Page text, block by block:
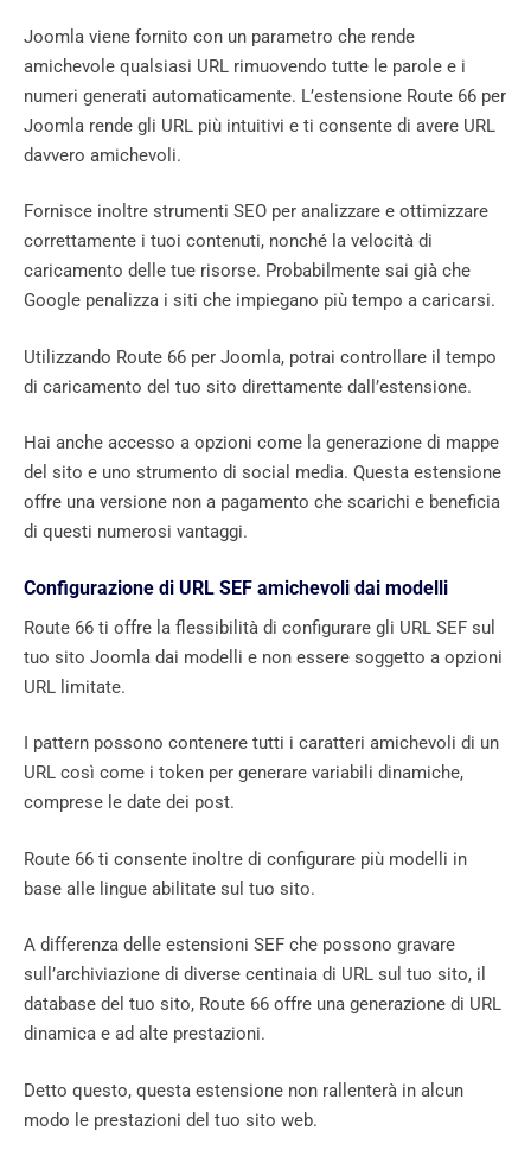
Joomla viene fornito con un parametro che rende
amichevole qualsiasi URL rimuovendo tutte le parole e i
numeri generati automaticamente. L’estensione Route 66 per
Joomla rende gli URL più intuitivi e ti consente di avere URL
davvero amichevoli.
Fornisce inoltre strumenti SEO per analizzare e ottimizzare
correttamente i tuoi contenuti, nonché la velocità di
caricamento delle tue risorse. Probabilmente sai già che
Google penalizza i siti che impiegano più tempo a caricarsi.
Utilizzando Route 66 per Joomla, potrai controllare il tempo
di caricamento del tuo sito direttamente dall’estensione.
Hai anche accesso a opzioni come la generazione di mappe
del sito e uno strumento di social media. Questa estensione
offre una versione non a pagamento che scarichi e beneficia
di questi numerosi vantaggi.
Configurazione di URL SEF amichevoli dai modelli
Route 66 ti offre la flessibilità di configurare gli URL SEF sul
tuo sito Joomla dai modelli e non essere soggetto a opzioni
URL limitate.
I pattern possono contenere tutti i caratteri amichevoli di un
URL così come i token per generare variabili dinamiche,
comprese le date dei post.
Route 66 ti consente inoltre di configurare più modelli in
base alle lingue abilitate sul tuo sito.
A differenza delle estensioni SEF che possono gravare
sull’archiviazione di diverse centinaia di URL sul tuo sito, il
database del tuo sito, Route 66 offre una generazione di URL
dinamica e ad alte prestazioni.
Detto questo, questa estensione non rallenterà in alcun
modo le prestazioni del tuo sito web.